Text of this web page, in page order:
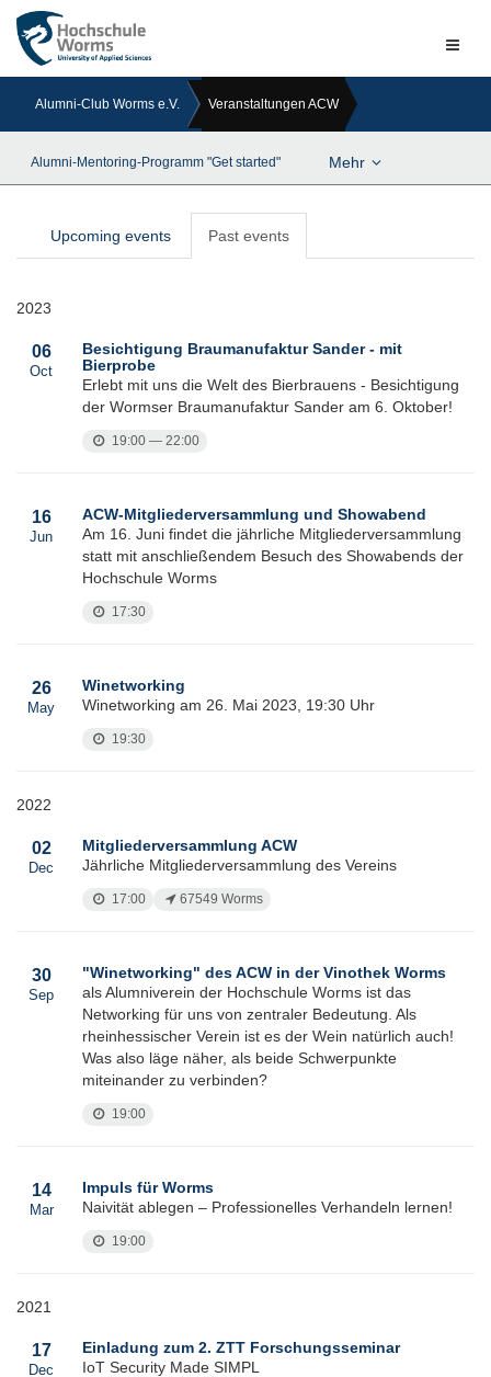
Alumni-Club Worms e.V. Veranstaltungen ACW
Alumni-Mentoring-Programm "Get started" Mehr
Upcoming events Past events
2023
06
Oct
Besichtigung Braumanufaktur Sander - mit
Bierprobe
Erlebt mit uns die Welt des Bierbrauens - Besichtigung
der Wormser Braumanufaktur Sander am 6. Oktober!
19:00 — 22:00
16
Jun
ACW-Mitgliederversammlung und Showabend
Am 16. Juni findet die jährliche Mitgliederversammlung
statt mit anschließendem Besuch des Showabends der
Hochschule Worms
17:30
26
May
Winetworking
Winetworking am 26. Mai 2023, 19:30 Uhr
19:30
2022
02
Dec
Mitgliederversammlung ACW
Jährliche Mitgliederversammlung des Vereins
17:00 67549 Worms
30
Sep
"Winetworking" des ACW in der Vinothek Worms
als Alumniverein der Hochschule Worms ist das
Networking für uns von zentraler Bedeutung. Als
rheinhessischer Verein ist es der Wein natürlich auch!
Was also läge näher, als beide Schwerpunkte
miteinander zu verbinden?
19:00
14
Mar
Impuls für Worms
Naivität ablegen – Professionelles Verhandeln lernen!
19:00
2021
17
Dec
Einladung zum 2. ZTT Forschungsseminar
IoT Security Made SIMPL